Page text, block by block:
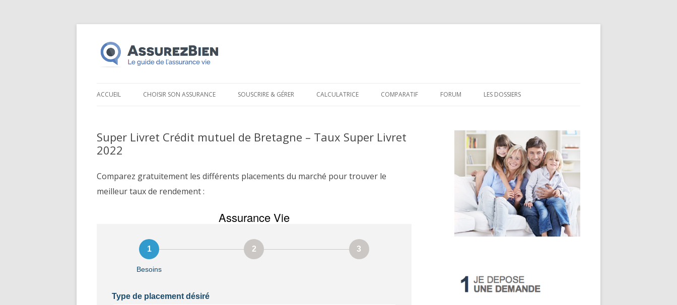
au
ACCUEIL CHOISIR SON ASSURANCE SOUSCRIRE & GÉRER CALCULATRICE COMPARATIF FORUM LES DOSSIERS
CODEVI
COMPTE À TERME
CSL
LDD
LEP
PEL
Super Livret Crédit mutuel de Bretagne – Taux Super Livret
2022
Comparez gratuitement les différents placements du marché pour trouver le
meilleur taux de rendement :